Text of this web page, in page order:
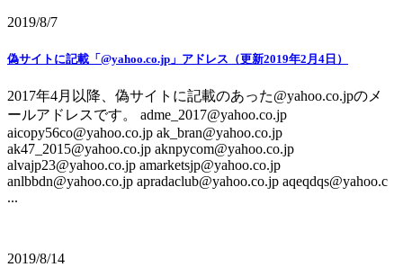
2019/8/7
偽サイトに記載「@yahoo.co.jp」アドレス（更新2019年2月4日）
2017年4月以降、偽サイトに記載のあった@yahoo.co.jpのメ
ールアドレスです。 adme_2017@yahoo.co.jp
aicopy56co@yahoo.co.jp ak_bran@yahoo.co.jp
ak47_2015@yahoo.co.jp aknpycom@yahoo.co.jp
alvajp23@yahoo.co.jp amarketsjp@yahoo.co.jp
anlbbdn@yahoo.co.jp apradaclub@yahoo.co.jp aqeqdqs@yahoo.c
...
2019/8/14